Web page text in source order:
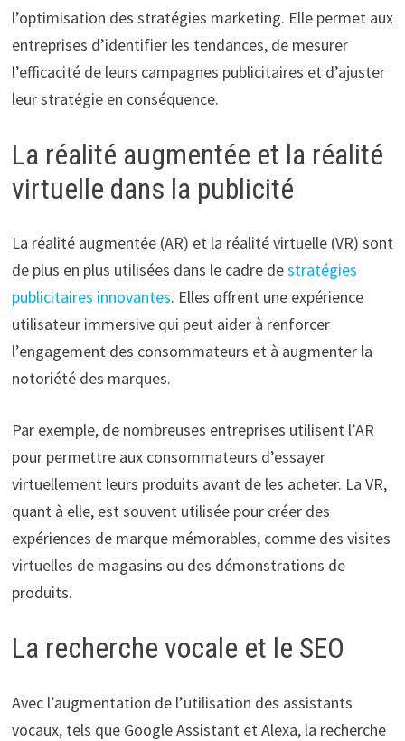
l’optimisation des stratégies marketing. Elle permet aux
entreprises d’identifier les tendances, de mesurer
l’efficacité de leurs campagnes publicitaires et d’ajuster
leur stratégie en conséquence.
La réalité augmentée et la réalité
virtuelle dans la publicité
La réalité augmentée (AR) et la réalité virtuelle (VR) sont
de plus en plus utilisées dans le cadre destratégies
publicitaires innovantes. Elles offrent une expérience
utilisateur immersive qui peut aider à renforcer
l’engagement des consommateurs et à augmenter la
notoriété des marques.
Par exemple, de nombreuses entreprises utilisent l’AR
pour permettre aux consommateurs d’essayer
virtuellement leurs produits avant de les acheter. La VR,
quant à elle, est souvent utilisée pour créer des
expériences de marque mémorables, comme des visites
virtuelles de magasins ou des démonstrations de
produits.
La recherche vocale et le SEO
Avec l’augmentation de l’utilisation des assistants
vocaux, tels que Google Assistant et Alexa, la recherche